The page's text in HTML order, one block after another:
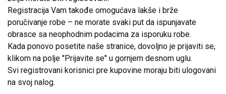
Registracija Vam takođe omogućava lakše i brže
poručivanje robe – ne morate svaki put da ispunjavate
obrasce sa neophodnim podacima za isporuku robe.
Kada ponovo posetite naše stranice, dovoljno je prijaviti se,
klikom na polje "Prijavite se" u gornjem desnom uglu.
Svi registrovani korisnici pre kupovine moraju biti ulogovani
na svoj nalog.